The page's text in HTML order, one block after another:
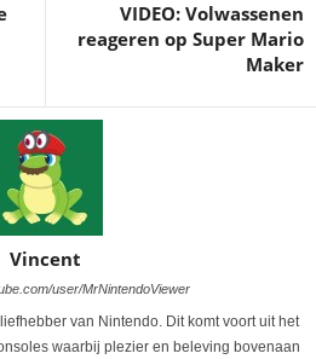
VIDEO: Volwassenen
reageren op Super Mario
Maker
Vincent
user/MrNintendoViewer
van Nintendo. Dit komt voort uit het
waarbij plezier en beleving bovenaan